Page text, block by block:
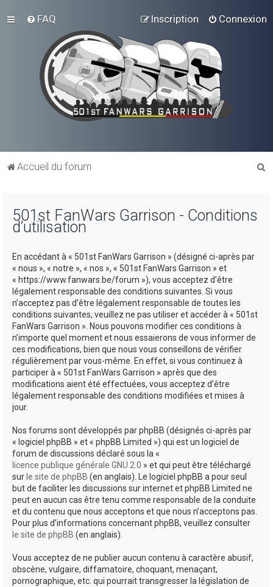
FAQ Connexion
Inscription
Accueil du forum
501st FanWars Garrison - Conditions
d’utilisation
En accédant à « 501st FanWars Garrison » (désigné ci-après par
« nous », « notre », « nos », « 501st FanWars Garrison » et
« https://www.fanwars.be/forum »), vous acceptez d’être
légalement responsable des conditions suivantes. Si vous
n’acceptez pas d’être légalement responsable de toutes les
conditions suivantes, veuillez ne pas utiliser et accéder à « 501st
FanWars Garrison ». Nous pouvons modifier ces conditions à
n’importe quel moment et nous essaierons de vous informer de
ces modifications, bien que nous vous conseillons de vérifier
régulièrement par vous-même. En effet, si vous continuez à
participer à « 501st FanWars Garrison » après que des
modifications aient été effectuées, vous acceptez d’être
légalement responsable des conditions modifiées et mises à
jour.
Nos forums sont développés par phpBB (désignés ci-après par
« logiciel phpBB » et « phpBB Limited ») qui est un logiciel de
forum de discussions déclaré sous la «
licence publique générale GNU 2.0 » et qui peut être téléchargé
sur le site de phpBB (en anglais). Le logiciel phpBB a pour seul
but de faciliter les discussions sur internet et phpBB Limited ne
peut en aucun cas être tenu comme responsable de la conduite
et du contenu que nous acceptons et que nous n’acceptons pas.
Pour plus d’informations concernant phpBB, veuillez consulter
le site de phpBB (en anglais).
Vous acceptez de ne publier aucun contenu à caractère abusif,
obscène, vulgaire, diffamatoire, choquant, menaçant,
pornographique, etc. qui pourrait transgresser la législation de